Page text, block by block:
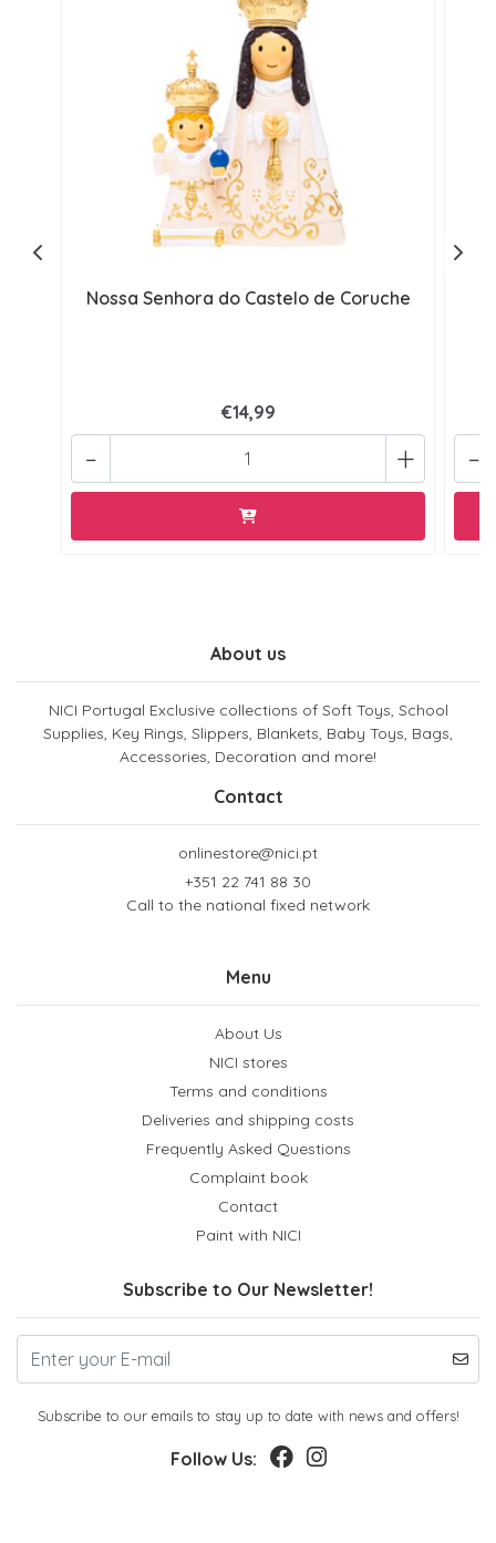
Nossa Senhora do Castelo de Coruche
€14,99
+
- -
About us
NICI Portugal Exclusive collections of Soft Toys, School
Supplies, Key Rings, Slippers, Blankets, Baby Toys, Bags,
Accessories, Decoration and more!
Contact
onlinestore@nici.pt
+351 22 741 88 30
Call to the national fixed network
Menu
About Us
NICI stores
Terms and conditions
Deliveries and shipping costs
Frequently Asked Questions
Complaint book
Contact
Paint with NICI
Subscribe to Our Newsletter!
Subscribe to our emails to stay up to date with news and offers!
Follow Us: